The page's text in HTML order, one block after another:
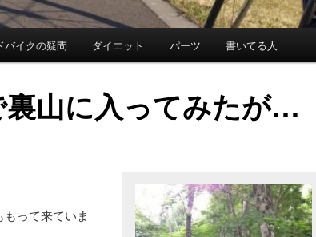
バイクの疑問 ダイエット パーツ 書いてる人
山に入ってみたが…
って来ていま